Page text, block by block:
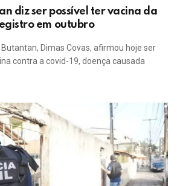
diz ser possível ter vacina da
em outubro
Dimas Covas, afirmou hoje ser
contra a covid-19, doença causada